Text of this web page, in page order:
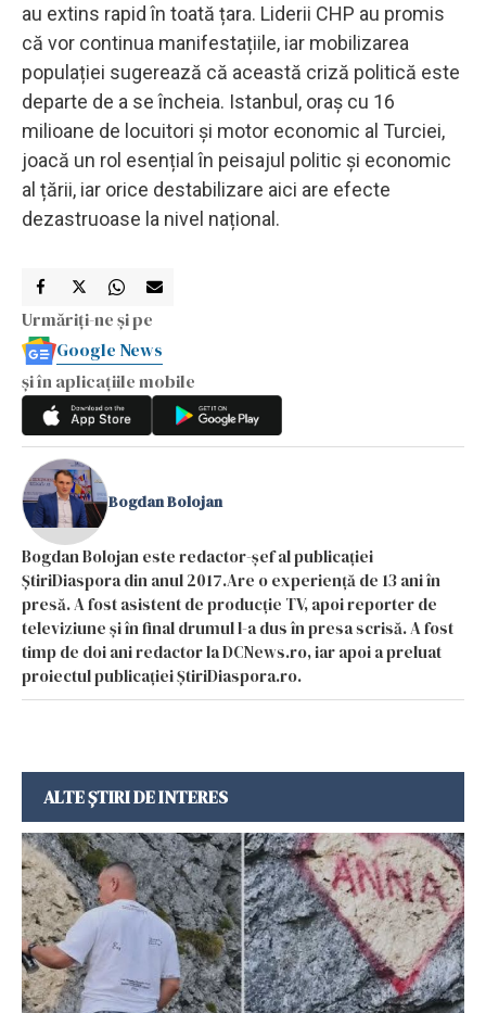
au extins rapid în toată țara. Liderii CHP au promis
că vor continua manifestațiile, iar mobilizarea
populației sugerează că această criză politică este
departe de a se încheia. Istanbul, oraș cu 16
milioane de locuitori și motor economic al Turciei,
joacă un rol esențial în peisajul politic și economic
al țării, iar orice destabilizare aici are efecte
dezastruoase la nivel național.
Urmăriți-ne și pe
Google News
și în aplicațiile mobile
Bogdan Bolojan
Bogdan Bolojan este redactor-șef al publicației
ȘtiriDiaspora din anul 2017.Are o experiență de 13 ani în
presă. A fost asistent de producție TV, apoi reporter de
televiziune și în final drumul l-a dus în presa scrisă. A fost
timp de doi ani redactor la DCNews.ro, iar apoi a preluat
proiectul publicației ȘtiriDiaspora.ro.
ALTE ȘTIRI DE INTERES